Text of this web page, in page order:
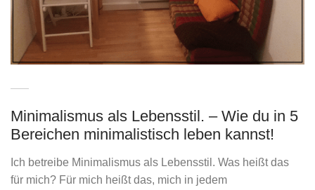
Minimalismus als Lebensstil. – Wie du in 5
Bereichen minimalistisch leben kannst!
Ich betreibe Minimalismus als Lebensstil. Was heißt das
für mich? Für mich heißt das, mich in jedem